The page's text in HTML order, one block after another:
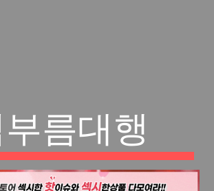
름대행